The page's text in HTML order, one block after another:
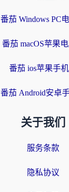
番茄 Windows PC
番茄 macOS苹果
番茄 ios苹果手
番茄 Android安卓
关于我们
服务条款
隐私协议